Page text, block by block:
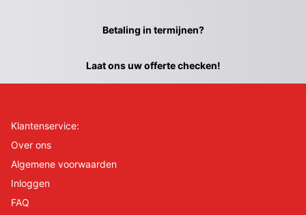
Betaling in termijnen?
Laat ons uw offerte checken!
Klantenservice:
Over ons
Algemene voorwaarden
Inloggen
FAQ